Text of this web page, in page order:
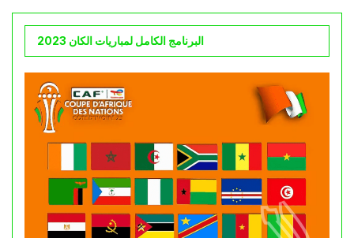
البرنامج الكامل لمباريات الكان 2023